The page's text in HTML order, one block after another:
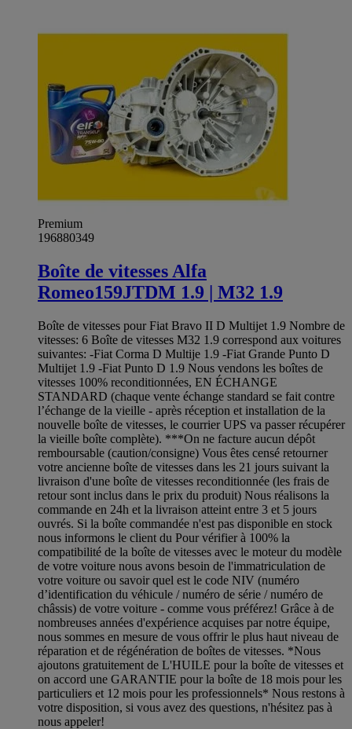
Premium
196880349
Boîte de vitesses Alfa
Romeo159JTDM 1.9 | M32 1.9
Boîte de vitesses pour Fiat Bravo II D Multijet 1.9 Nombre de
vitesses: 6 Boîte de vitesses M32 1.9 correspond aux voitures
suivantes: -Fiat Corma D Multije 1.9 -Fiat Grande Punto D
Multijet 1.9 -Fiat Punto D 1.9 Nous vendons les boîtes de
vitesses 100% reconditionnées, EN ÉCHANGE
STANDARD (chaque vente échange standard se fait contre
l’échange de la vieille - après réception et installation de la
nouvelle boîte de vitesses, le courrier UPS va passer récupérer
la vieille boîte complète). ***On ne facture aucun dépôt
remboursable (caution/consigne) Vous êtes censé retourner
votre ancienne boîte de vitesses dans les 21 jours suivant la
livraison d'une boîte de vitesses reconditionnée (les frais de
retour sont inclus dans le prix du produit) Nous réalisons la
commande en 24h et la livraison atteint entre 3 et 5 jours
ouvrés. Si la boîte commandée n'est pas disponible en stock
nous informons le client du Pour vérifier à 100% la
compatibilité de la boîte de vitesses avec le moteur du modèle
de votre voiture nous avons besoin de l'immatriculation de
votre voiture ou savoir quel est le code NIV (numéro
d’identification du véhicule / numéro de série / numéro de
châssis) de votre voiture - comme vous préférez! Grâce à de
nombreuses années d'expérience acquises par notre équipe,
nous sommes en mesure de vous offrir le plus haut niveau de
réparation et de régénération de boîtes de vitesses. *Nous
ajoutons gratuitement de L'HUILE pour la boîte de vitesses et
on accord une GARANTIE pour la boîte de 18 mois pour les
particuliers et 12 mois pour les professionnels* Nous restons à
votre disposition, si vous avez des questions, n'hésitez pas à
nous appeler!